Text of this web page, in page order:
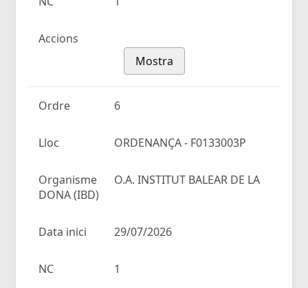
Accions
Mostra
Ordre 6
Lloc ORDENANÇA - F0133003P
Organisme
O.A. INSTITUT BALEAR DE LA
DONA (IBD)
Data inici 29/07/2026
NC 1